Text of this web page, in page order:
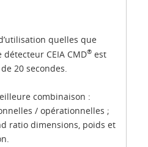
quelles que
CEIA CMD® est
20 secondes.
combinaison :
/ opérationnelles ;
ratio dimensions, poids et